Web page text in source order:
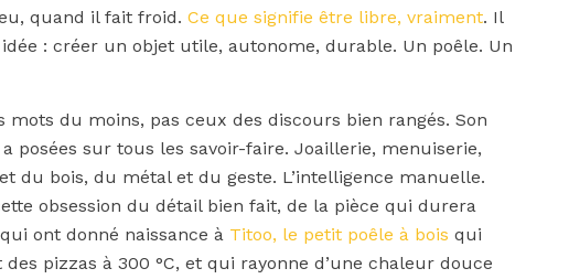
quand il fait froid. Ce que signifie être libre, vraiment. Il
: créer un objet utile, autonome, durable. Un poêle. Un
du moins, pas ceux des discours bien rangés. Son
posées sur tous les savoir-faire. Joaillerie, menuiserie,
du bois, du métal et du geste. L’intelligence manuelle.
obsession du détail bien fait, de la pièce qui durera
ont donné naissance à Titoo, le petit poêle à bois qui
pizzas à 300 °C, et qui rayonne d’une chaleur douce